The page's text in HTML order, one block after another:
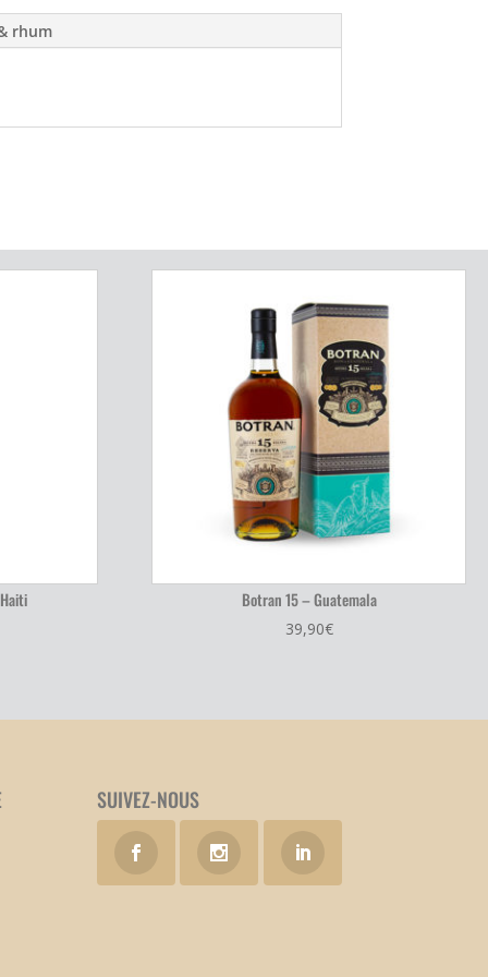
rhum
Botran 15 – Guatemala
39,90€
SUIVEZ-NOUS